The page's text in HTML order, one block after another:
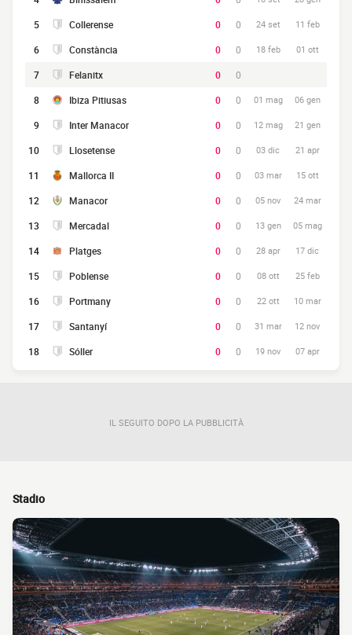
5 Collerense 0 0 24 set 11 feb
6 Constància 0 0 18 feb 01 ott
7 Felanitx 0
0
8
Ibiza Pitiusas 0 0 01 mag 06 gen
9 Inter Manacor 0 0 12 mag 21 gen
10 Llosetense 0 0 03 dic 21 apr
11 Mallorca II 0 0 03 mar 15 ott
12 Manacor 0 0 05 nov 24 mar
13 Mercadal 0 0 13 gen 05 mag
14 Platges 0 0 28 apr 17 dic
15 Poblense 0 0 08 ott 25 feb
16 Portmany 0 0 22 ott 10 mar
17 Santanyí 0 0 31 mar 12 nov
18 Sóller 0 0 19 nov 07 apr
IL SEGUITO DOPO LA PUBBLICITÀ
Stadio